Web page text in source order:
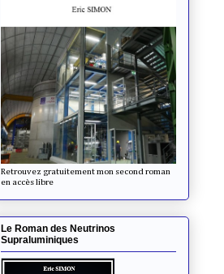
Retrouvez gratuitement mon second roman
en accès libre
Le Roman des Neutrinos
Supraluminiques